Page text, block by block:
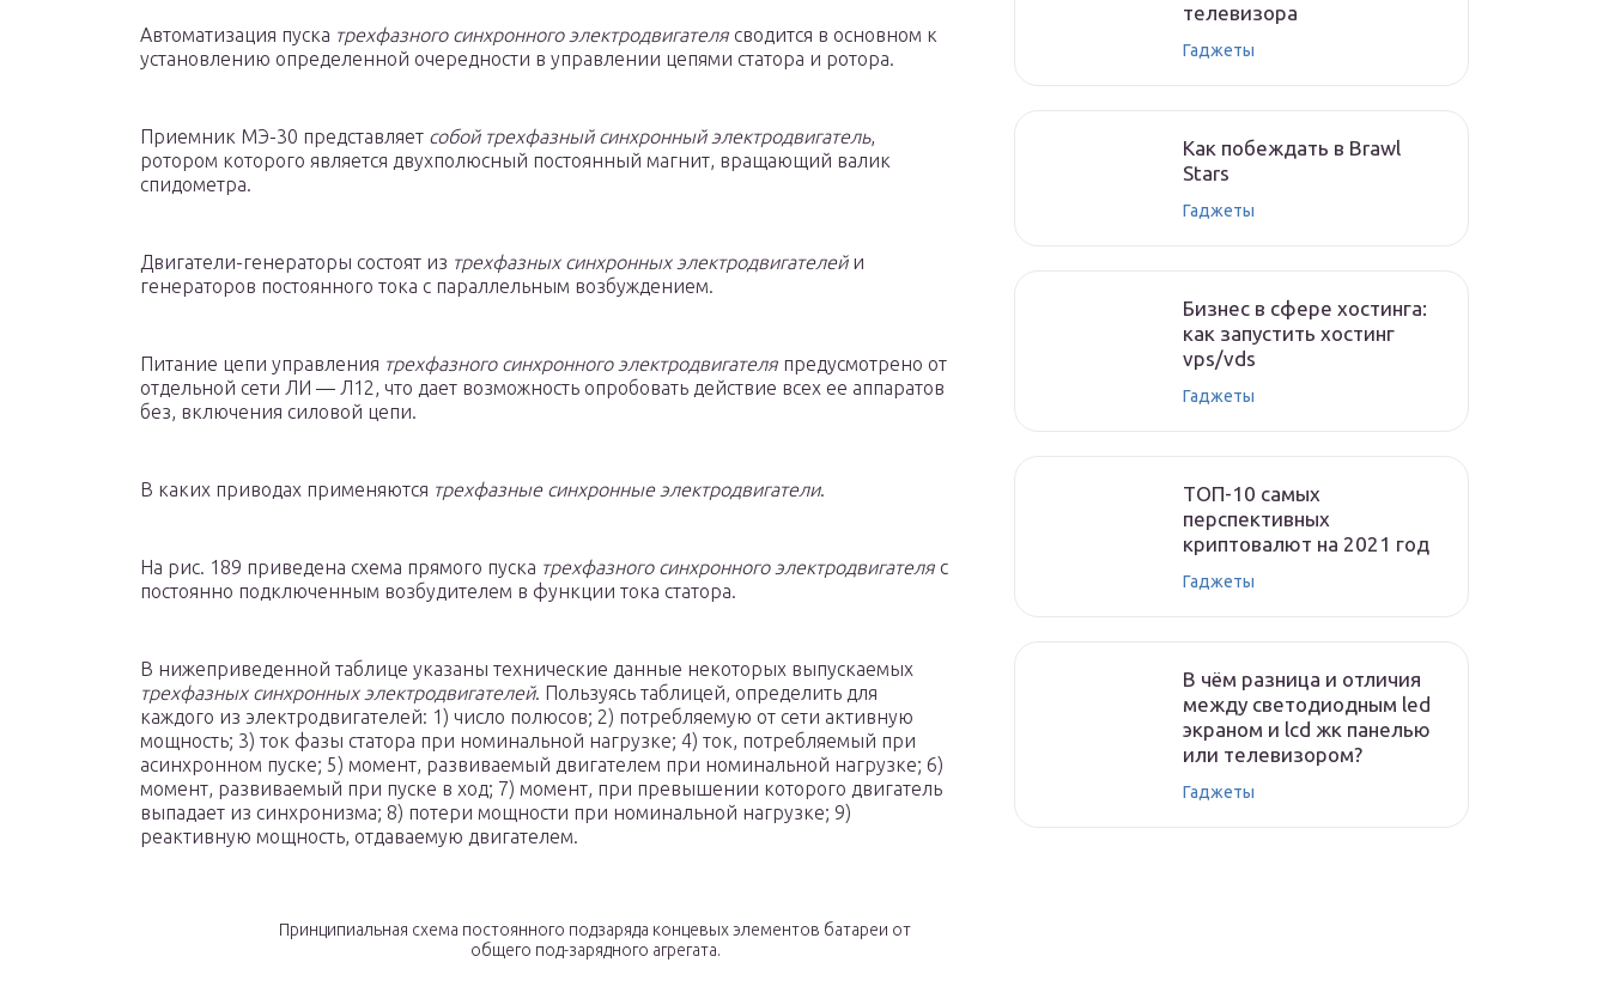
Автоматизация пуска трехфазного синхронного электродвигателя сводится в основном к
установлению определенной очередности в управлении цепями статора и ротора.
Приемник МЭ-30 представляет собой трехфазный синхронный электродвигатель,
ротором которого является двухполюсный постоянный магнит, вращающий валик
спидометра.
Двигатели-генераторы состоят из трехфазных синхронных электродвигателейи
генераторов постоянного тока с параллельным возбуждением.
Питание цепи управления трехфазного синхронного электродвигателя предусмотрено от
отдельной сети ЛИ — Л12, что дает возможность опробовать действие всех ее аппаратов
без, включения силовой цепи.
В каких приводах применяются трехфазные синхронные электродвигатели.
На рис. 189 приведена схема прямого пуска трехфазного синхронного электродвигателя с
постоянно подключенным возбудителем в функции тока статора.
В нижеприведенной таблице указаны технические данные некоторых выпускаемых
трехфазных синхронных электродвигателей. Пользуясь таблицей, определить для
каждого из электродвигателей: 1) число полюсов; 2) потребляемую от сети активную
мощность; 3) ток фазы статора при номинальной нагрузке; 4) ток, потребляемый при
асинхронном пуске; 5) момент, развиваемый двигателем при номинальной нагрузке; 6)
момент, развиваемый при пуске в ход; 7) момент, при превышении которого двигатель
выпадает из синхронизма; 8) потери мощности при номинальной нагрузке; 9)
реактивную мощность, отдаваемую двигателем.
Принципиальная схема постоянного подзаряда концевых элементов батареи от
общего под-зарядного агрегата.
телевизора
Гаджеты
Как побеждать в Brawl
Stars
Гаджеты
Бизнес в сфере хостинга:
как запустить хостинг
vps/vds
Гаджеты
ТОП-10 самых
перспективных
криптовалют на 2021 год
Гаджеты
В чём разница и отличия
между светодиодным led
экраном и lcd жк панелью
или телевизором?
Гаджеты